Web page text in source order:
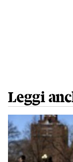
Leggi